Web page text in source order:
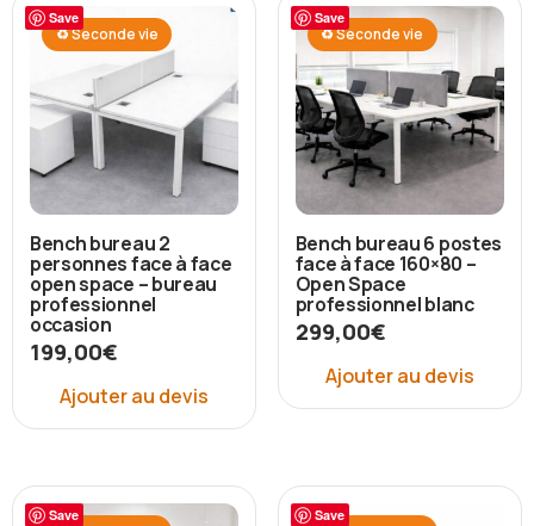
Save
♻ Seconde vie
Bench bureau 2
personnes face à face
open space – bureau
professionnel
occasion
199,00€
Ajouter au devis
Save
♻ Seconde vie
Bench bureau 6 postes
face à face 160×80 –
Open Space
professionnel blanc
299,00€
Ajouter au devis
Save Save